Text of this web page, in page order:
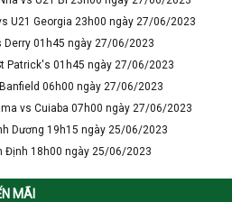
U21 Georgia 23h00 ngày 27/06/2023
Derry 01h45 ngày 27/06/2023
Patrick's 01h45 ngày 27/06/2023
06h00 ngày 27/06/2023
vs Cuiaba 07h00 ngày 27/06/2023
Dương 19h15 ngày 25/06/2023
Định 18h00 ngày 25/06/2023
MÃI